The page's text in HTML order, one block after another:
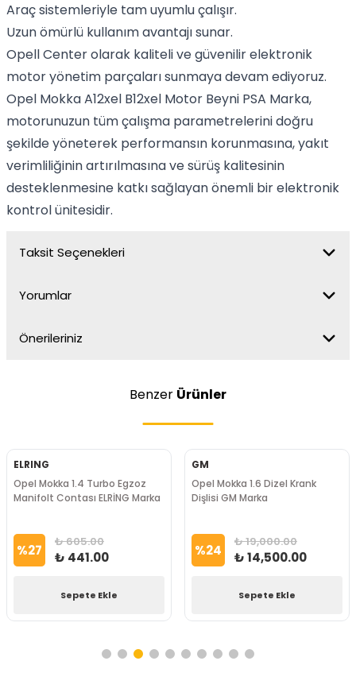
Araç sistemleriyle tam uyumlu çalışır.
Uzun ömürlü kullanım avantajı sunar.
Opell Center olarak kaliteli ve güvenilir elektronik
motor yönetim parçaları sunmaya devam ediyoruz.
Opel Mokka A12xel B12xel Motor Beyni PSA Marka,
motorunuzun tüm çalışma parametrelerini doğru
şekilde yöneterek performansın korunmasına, yakıt
verimliliğinin artırılmasına ve sürüş kalitesinin
desteklenmesine katkı sağlayan önemli bir elektronik
kontrol ünitesidir.
Taksit Seçenekleri
Yorumlar
Önerileriniz
Benzer Ürünler
ELRING
Opel Mokka 1.4 Turbo Egzoz
Manifolt Contası ELRİNG Marka
%27 ₺ 605.00
₺ 441.00
Sepete Ekle
GM
Opel Mokka 1.6 Dizel Krank
Dişlisi GM Marka
%24 ₺ 19,000.00
₺ 14,500.00
Sepete Ekle